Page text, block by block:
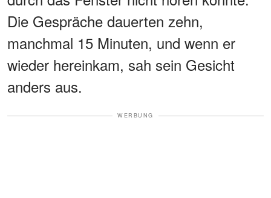
Die Gespräche dauerten zehn,
manchmal 15 Minuten, und wenn er
wieder hereinkam, sah sein Gesicht
anders aus.
WERBUNG